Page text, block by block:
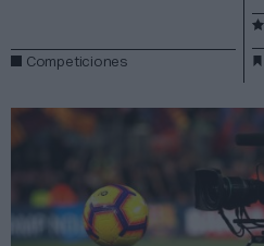
Competiciones